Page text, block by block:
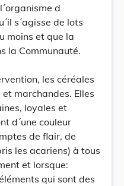
d
s´agisse de lots
moins et que la
la Communauté.
les céréales
marchandes. Elles
loyales et
d´une couleur
de flair, de
les acariens) à tous
et lorsque:
qui sont des